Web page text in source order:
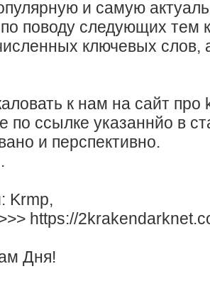
и самую
по поводу следующих тем
ключевых слов,
к нам на сайт про
по ссылке указаннйо в
и перспективно.
Krmp,
https://
Дня!